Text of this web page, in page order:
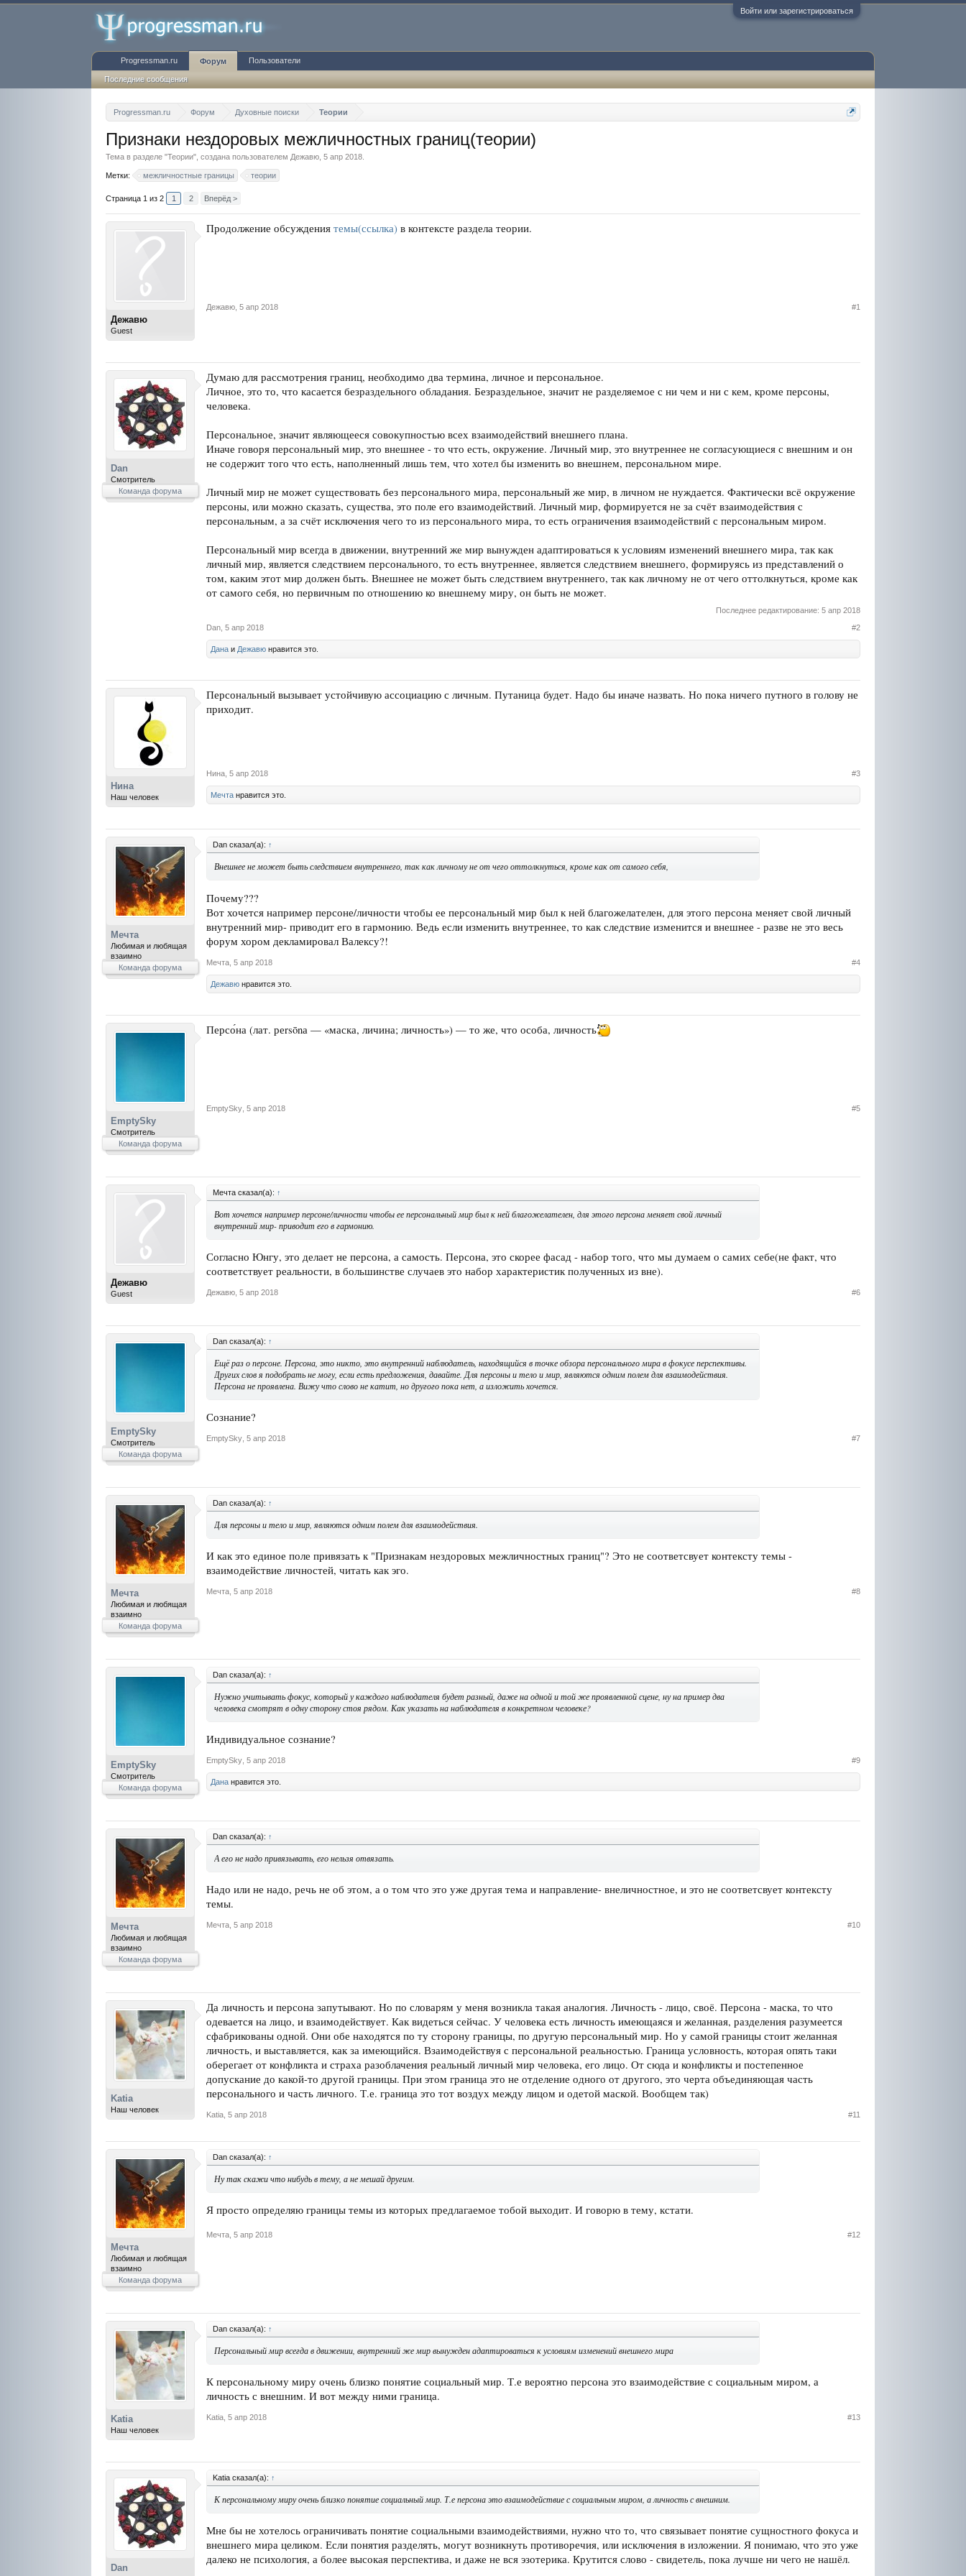
Войти или зарегистрироваться
Progressman.ru Форум Духовные поиски Теории
Признаки нездоровых межличностных границ(теории)
Тема в разделе "Теории", создана пользователем Дежавю 5 апр 2018
Метки: межличностные границы теории
Страница 1 из 2 1 2 Вперёд >
Дежавю
Guest
Продолжение обсуждения темы(ссылка) в контексте раздела теории.
Дежавю 5 апр 2018 #1
Dan
Смотритель
Команда форума
Думаю для рассмотрения границ, необходимо два термина, личное и персональное.
Личное, это то, что касается безраздельного обладания. Безраздельное, значит не разделяемое с ни чем и ни с кем, кроме персоны,
человека.
Персональное, значит являющееся совокупностью всех взаимодействий внешнего плана.
Иначе говоря персональный мир, это внешнее - то что есть, окружение. Личный мир, это внутреннее не согласующиеся с внешним и он
не содержит того что есть, наполненный лишь тем, что хотел бы изменить во внешнем, персональном мире.
Личный мир не может существовать без персонального мира, персональный же мир, в личном не нуждается. Фактически всё окружение
персоны, или можно сказать, существа, это поле его взаимодействий. Личный мир, формируется не за счёт взаимодействия с
персональным, а за счёт исключения чего то из персонального мира, то есть ограничения взаимодействий с персональным миром.
Персональный мир всегда в движении, внутренний же мир вынужден адаптироваться к условиям изменений внешнего мира, так как
личный мир, является следствием персонального, то есть внутреннее, является следствием внешнего, формируясь из представлений о
том, каким этот мир должен быть. Внешнее не может быть следствием внутреннего, так как личному не от чего оттолкнуться, кроме как
от самого себя, но первичным по отношению ко внешнему миру, он быть не может.
Последнее редактирование: 5 апр 2018
Dan 5 апр 2018 #2
Дана и Дежавю нравится это.
Нина
Наш человек
Персональный вызывает устойчивую ассоциацию с личным. Путаница будет. Надо бы иначе назвать. Но пока ничего путного в голову не
приходит.
Нина 5 апр 2018 #3
Мечта нравится это.
Мечта
Любимая и любящая
взаимно
Команда форума
Dan сказал(а): ↑
Внешнее не может быть следствием внутреннего, так как личному не от чего оттолкнуться, кроме как от самого себя,
Почему???
Вот хочется например персоне/личности чтобы ее персональный мир был к ней благожелателен, для этого персона меняет свой личный
внутренний мир- приводит его в гармонию. Ведь если изменить внутреннее, то как следствие изменится и внешнее - разве не это весь
форум хором декламировал Валексу?!
Мечта 5 апр 2018 #4
Дежавю нравится это.
EmptySky
Смотритель
Команда форума
Персо́на (лат. реrsōnа — «маска, личина; личность») — то же, что особа, личность
EmptySky 5 апр 2018 #5
Дежавю
Guest
Мечта сказал(а): ↑
Вот хочется например персоне/личности чтобы ее персональный мир был к ней благожелателен, для этого персона меняет свой личный
внутренний мир- приводит его в гармонию.
Согласно Юнгу, это делает не персона, а самость. Персона, это скорее фасад - набор того, что мы думаем о самих себе(не факт, что
соответствует реальности, в большинстве случаев это набор характеристик полученных из вне).
Дежавю 5 апр 2018 #6
EmptySky
Смотритель
Команда форума
Dan сказал(а): ↑
Ещё раз о персоне. Персона, это никто, это внутренний наблюдатель, находящийся в точке обзора персонального мира в фокусе перспективы.
Других слов я подобрать не могу, если есть предложения, давайте. Для персоны и тело и мир, являются одним полем для взаимодействия.
Персона не проявлена. Вижу что слово не катит, но другого пока нет, а изложить хочется.
Сознание?
EmptySky 5 апр 2018 #7
Мечта
Любимая и любящая
взаимно
Команда форума
Dan сказал(а): ↑
Для персоны и тело и мир, являются одним полем для взаимодействия.
И как это единое поле привязать к "Признакам нездоровых межличностных границ"? Это не соответсвует контексту темы -
взаимодействие личностей, читать как эго.
Мечта 5 апр 2018 #8
EmptySky
Смотритель
Команда форума
Dan сказал(а): ↑
Нужно учитывать фокус, который у каждого наблюдателя будет разный, даже на одной и той же проявленной сцене, ну на пример два
человека смотрят в одну сторону стоя рядом. Как указать на наблюдателя в конкретном человеке?
Индивидуальное сознание?
EmptySky 5 апр 2018 #9
Дана нравится это.
Мечта
Любимая и любящая
взаимно
Команда форума
Dan сказал(а): ↑
А его не надо привязывать, его нельзя отвязать.
Надо или не надо, речь не об этом, а о том что это уже другая тема и направление- внеличностное, и это не соответсвует контексту
темы.
Мечта 5 апр 2018 #10
Katia
Наш человек
Да личность и персона запутывают. Но по словарям у меня возникла такая аналогия. Личность - лицо, своё. Персона - маска, то что
одевается на лицо, и взаимодействует. Как видеться сейчас. У человека есть личность имеющаяся и желанная, разделения разумеется
сфабрикованы одной. Они обе находятся по ту сторону границы, по другую персональный мир. Но у самой границы стоит желанная
личность, и выставляется, как за имеющийся. Взаимодействуя с персональной реальностью. Граница условность, которая опять таки
оберегает от конфликта и страха разоблачения реальный личный мир человека, его лицо. От сюда и конфликты и постепенное
допускание до какой-то другой границы. При этом граница это не отделение одного от другого, это черта объединяющая часть
персонального и часть личного. Т.е. граница это тот воздух между лицом и одетой маской. Вообщем так)
Katia 5 апр 2018 #11
Мечта
Любимая и любящая
взаимно
Команда форума
Dan сказал(а): ↑
Ну так скажи что нибудь в тему, а не мешай другим.
Я просто определяю границы темы из которых предлагаемое тобой выходит. И говорю в тему, кстати.
Мечта 5 апр 2018 #12
Katia
Наш человек
Dan сказал(а): ↑
Персональный мир всегда в движении, внутренний же мир вынужден адаптироваться к условиям изменений внешнего мира
К персональному миру очень близко понятие социальный мир. Т.е вероятно персона это взаимодействие с социальным миром, а
личность с внешним. И вот между ними граница.
Katia 5 апр 2018 #13
Dan
Katia сказал(а): ↑
К персональному миру очень близко понятие социальный мир. Т.е персона это взаимодействие с социальным миром, а личность с внешним.
Мне бы не хотелось ограничивать понятие социальными взаимодействиями, нужно что то, что связывает понятие сущностного фокуса и
внешнего мира целиком. Если понятия разделять, могут возникнуть противоречия, или исключения в изложении. Я понимаю, что это уже
далеко не психология, а более высокая перспектива, и даже не вся эзотерика. Крутится слово - свидетель, пока лучше ни чего не нашёл.
Progressman.ru Форум
Последние сообщения
Пользователи